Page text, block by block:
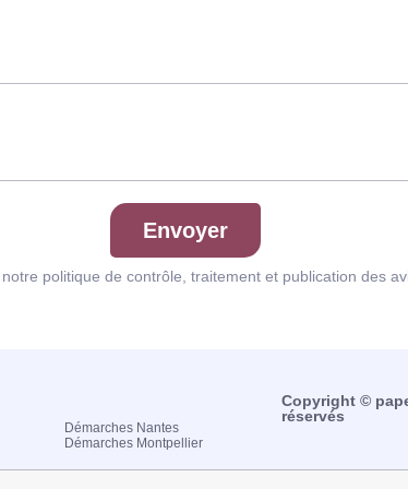
Envoyer
politique de contrôle, traitement et publication des
Démarches Nantes
Démarches Montpellier
Copyright ©
réservés